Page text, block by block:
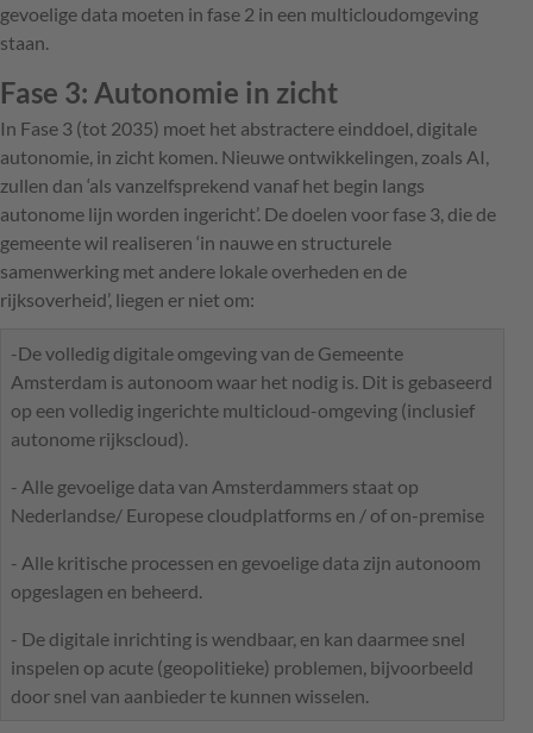
gevoelige data moeten in fase 2 in een multicloudomgeving
staan.
Fase 3: Autonomie in zicht
In Fase 3 (tot 2035) moet het abstractere einddoel, digitale
autonomie, in zicht komen. Nieuwe ontwikkelingen, zoals AI,
zullen dan ‘als vanzelfsprekend vanaf het begin langs
autonome lijn worden ingericht’. De doelen voor fase 3, die de
gemeente wil realiseren ‘in nauwe en structurele
samenwerking met andere lokale overheden en de
rijksoverheid’, liegen er niet om:
-De volledig digitale omgeving van de Gemeente
Amsterdam is autonoom waar het nodig is. Dit is gebaseerd
op een volledig ingerichte multicloud-omgeving (inclusief
autonome rijkscloud).
- Alle gevoelige data van Amsterdammers staat op
Nederlandse/ Europese cloudplatforms en / of on-premise
- Alle kritische processen en gevoelige data zijn autonoom
opgeslagen en beheerd.
- De digitale inrichting is wendbaar, en kan daarmee snel
inspelen op acute (geopolitieke) problemen, bijvoorbeeld
door snel van aanbieder te kunnen wisselen.